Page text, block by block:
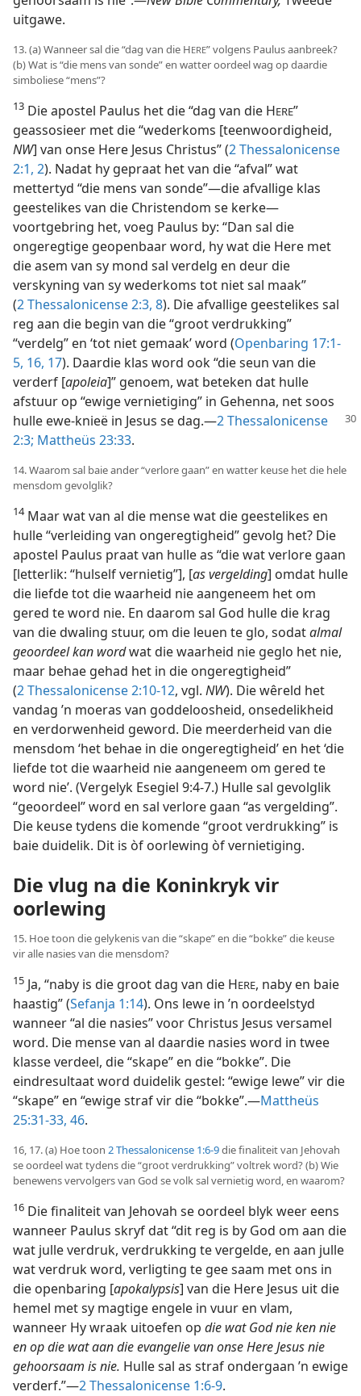
uitgawe.
13. (a) Wanneer sal die “dag van die HERE” volgens Paulus aanbreek?
(b) Wat is “die mens van sonde” en watter oordeel wag op daardie
simboliese “mens”?
13 Die apostel Paulus het die “dag van die HERE”
geassosieer met die “wederkoms [teenwoordigheid,
NW] van onse Here Jesus Christus” (2 Thessalonicense
2:1, 2). Nadat hy gepraat het van die “afval” wat
mettertyd “die mens van sonde”—die afvallige klas
geestelikes van die Christendom se kerke—
voortgebring het, voeg Paulus by: “Dan sal die
ongeregtige geopenbaar word, hy wat die Here met
die asem van sy mond sal verdelg en deur die
verskyning van sy wederkoms tot niet sal maak”
(2 Thessalonicense 2:3, 8). Die afvallige geestelikes sal
reg aan die begin van die “groot verdrukking”
“verdelg” en ‘tot niet gemaak’ word (Openbaring 17:1-
5, 16, 17). Daardie klas word ook “die seun van die
verderf [apoleia]” genoem, wat beteken dat hulle
afstuur op “ewige vernietiging” in Gehenna, net soos
hulle ewe-knieë in Jesus se dag.—2 Thessalonicense
2:3; Mattheüs 23:33.
14. Waarom sal baie ander “verlore gaan” en watter keuse het die hele
mensdom gevolglik?
14Maar wat van al die mense wat die geestelikes en
hulle “verleiding van ongeregtigheid” gevolg het? Die
apostel Paulus praat van hulle as “die wat verlore gaan
[letterlik: “hulself vernietig”], [as vergelding] omdat hulle
die liefde tot die waarheid nie aangeneem het om
gered te word nie. En daarom sal God hulle die krag
van die dwaling stuur, om die leuen te glo, sodatalmal
geoordeel kan wordwat die waarheid nie geglo het nie,
maar behae gehad het in die ongeregtigheid”
(2 Thessalonicense 2:10-12, vgl. NW). Die wêreld het
vandag ’n moeras van goddeloosheid, onsedelikheid
en verdorwenheid geword. Die meerderheid van die
mensdom ‘het behae in die ongeregtigheid’ en het ‘die
liefde tot die waarheid nie aangeneem om gered te
word nie’. (Vergelyk Esegiel 9:4-7.) Hulle sal gevolglik
“geoordeel” word en sal verlore gaan “as vergelding”.
Die keuse tydens die komende “groot verdrukking” is
baie duidelik. Dit is òf oorlewing òf vernietiging.
Die vlug na die Koninkryk vir
oorlewing
15. Hoe toon die gelykenis van die “skape” en die “bokke” die keuse
vir alle nasies van die mensdom?
15 Ja, “naby is die groot dag van die HERE, naby en baie
haastig” (Sefanja 1:14). Ons lewe in ’n oordeelstyd
wanneer “al die nasies” voor Christus Jesus versamel
word. Die mense van al daardie nasies word in twee
klasse verdeel, die “skape” en die “bokke”. Die
eindresultaat word duidelik gestel: “ewige lewe” vir die
“skape” en “ewige straf vir die “bokke”.—Mattheüs
25:31-33, 46.
16, 17. (a) Hoe toon 2 Thessalonicense 1:6-9die finaliteit van Jehovah
se oordeel wat tydens die “groot verdrukking” voltrek word? (b) Wie
benewens vervolgers van God se volk sal vernietig word, en waarom?
16 Die finaliteit van Jehovah se oordeel blyk weer eens
wanneer Paulus skryf dat “dit reg is by God om aan die
wat julle verdruk, verdrukking te vergelde, en aan julle
wat verdruk word, verligting te gee saam met ons in
die openbaring [apokalypsis] van die Here Jesus uit die
hemel met sy magtige engele in vuur en vlam,
wanneer Hy wraak uitoefen op die wat God nie ken nie
en op die wat aan die evangelie van onse Here Jesus nie
gehoorsaam is nie. Hulle sal as straf ondergaan ’n ewige
verderf.”—2 Thessalonicense 1:6-9.